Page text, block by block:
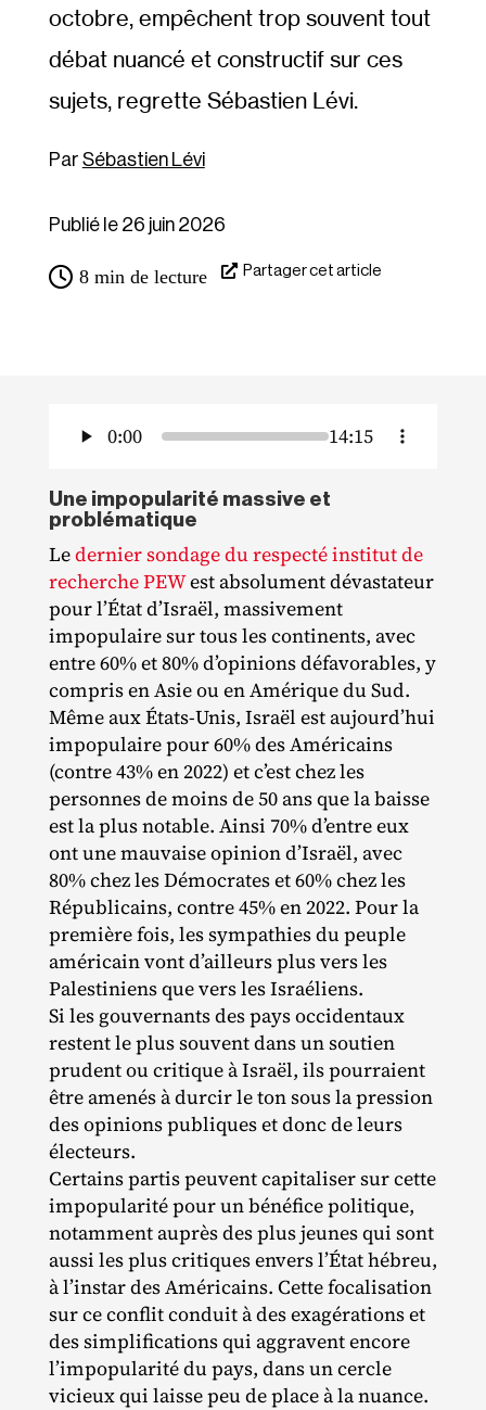
octobre, empêchent trop souvent tout
débat nuancé et constructif sur ces
sujets, regrette Sébastien Lévi.
Sébastien Lévi
Publié le 26 juin 2026
8 min de lecture Partager cet article
0:00 14:15
Une impopularité massive et
problématique
Ledernier sondage du respecté institut de
recherche PEWest absolument dévastateur
pour l’État d’Israël, massivement
impopulaire sur tous les continents, avec
entre 60% et 80% d’opinions défavorables, y
compris en Asie ou en Amérique du Sud.
Même aux États‐​Unis, Israël est aujourd’hui
impopulaire pour 60% des Américains
(contre 43% en 2022) et c’est chez les
personnes de moins de 50 ans que la baisse
est la plus notable. Ainsi 70% d’entre eux
ont une mauvaise opinion d’Israël, avec
80% chez les Démocrates et 60% chez les
Républicains, contre 45% en 2022. Pour la
première fois, les sympathies du peuple
américain vont d’ailleurs plus vers les
Palestiniens que vers les Israéliens.
Si les gouvernants des pays occidentaux
restent le plus souvent dans un soutien
prudent ou critique à Israël, ils pourraient
être amenés à durcir le ton sous la pression
des opinions publiques et donc de leurs
électeurs.
Certains partis peuvent capitaliser sur cette
impopularité pour un bénéfice politique,
notamment auprès des plus jeunes qui sont
aussi les plus critiques envers l’État hébreu,
à l’instar des Américains. Cette focalisation
sur ce conflit conduit à des exagérations et
des simplifications qui aggravent encore
l’impopularité du pays, dans un cercle
vicieux qui laisse peu de place à la nuance.